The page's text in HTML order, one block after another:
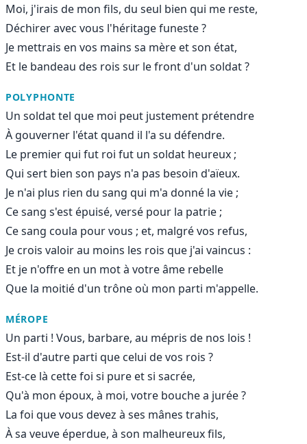
Moi, j'irais de mon fils, du seul bien qui me reste,
Déchirer avec vous l'héritage funeste ?
Je mettrais en vos mains sa mère et son état,
Et le bandeau des rois sur le front d'un soldat ?
POLYPHONTE
Un soldat tel que moi peut justement prétendre
À gouverner l'état quand il l'a su défendre.
Le premier qui fut roi fut un soldat heureux ;
Qui sert bien son pays n'a pas besoin d'aïeux.
Je n'ai plus rien du sang qui m'a donné la vie ;
Ce sang s'est épuisé, versé pour la patrie ;
Ce sang coula pour vous ; et, malgré vos refus,
Je crois valoir au moins les rois que j'ai vaincus :
Et je n'offre en un mot à votre âme rebelle
Que la moitié d'un trône où mon parti m'appelle.
MÉROPE
Un parti ! Vous, barbare, au mépris de nos lois !
Est-il d'autre parti que celui de vos rois ?
Est-ce là cette foi si pure et si sacrée,
Qu'à mon époux, à moi, votre bouche a jurée ?
La foi que vous devez à ses mânes trahis,
À sa veuve éperdue, à son malheureux fils,